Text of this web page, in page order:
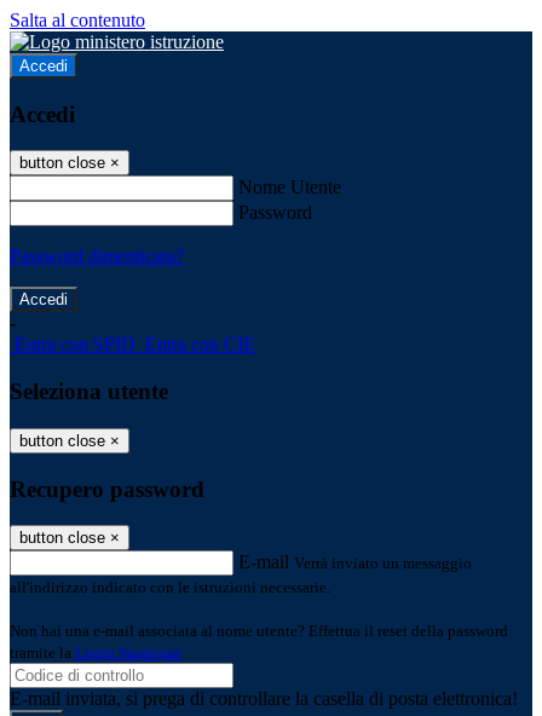
Salta al contenuto
Accedi
Accedi
button close ×
Nome Utente
Password
Password dimenticata?
-
Entra con SPID Entra con CIE
Seleziona utente
button close ×
Recupero password
button close ×
E-mail Verrà inviato un messaggio
all'indirizzo indicato con le istruzioni necessarie.
Non hai una e-mail associata al nome utente? Effettua il reset della password
tramite la Login Spaggiari
E-mail inviata, si prega di controllare la casella di posta elettronica!